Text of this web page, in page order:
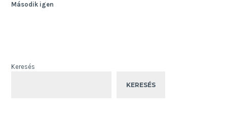
Második igen
Keresés
KERESÉS